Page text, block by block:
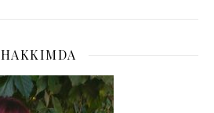
HAKKIMDA